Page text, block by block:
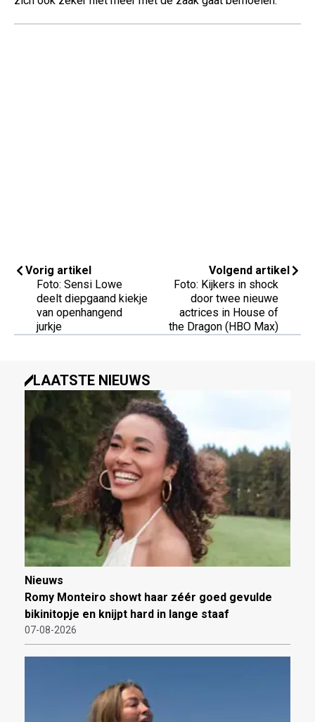
Vorig artikel
Foto: Sensi Lowe
deelt diepgaand kiekje
van openhangend
jurkje
Volgend artikel
Foto: Kijkers in shock
door twee nieuwe
actrices in House of
the Dragon (HBO Max)
LAATSTE NIEUWS
Nieuws
Romy Monteiro showt haar zéér goed gevulde
bikinitopje en knijpt hard in lange staaf
07-08-2026